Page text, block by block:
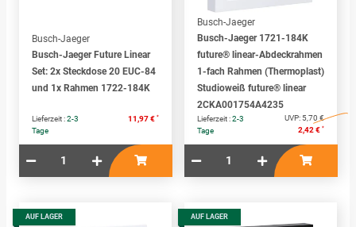
Busch-Jaeger
Busch-Jaeger Future Linear
Set: 2x Steckdose 20 EUC-84
und 1x Rahmen 1722-184K
Lieferzeit :2-3
Tage
11,97 € *
Busch-Jaeger
Busch-Jaeger 1721-184K
future® linear-Abdeckrahmen
1-fach Rahmen (Thermoplast)
Studioweiß future® linear
2CKA001754A4235
Lieferzeit :2-3
Tage
UVP: 5,70 €
2,42 € *
AUF LAGER AUF LAGER